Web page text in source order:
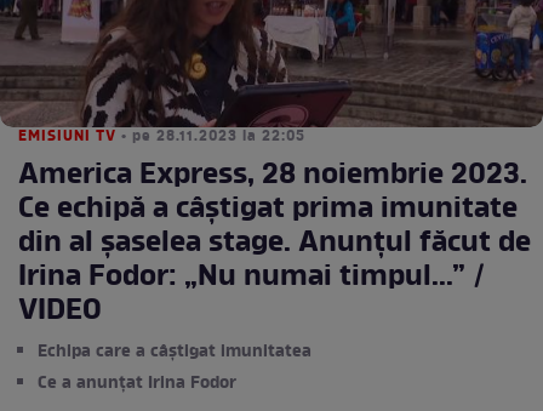
EMISIUNI TV • pe 28.11.2023 la 22:05
America Express, 28 noiembrie 2023.
Ce echipă a câștigat prima imunitate
din al șaselea stage. Anunțul făcut de
Irina Fodor: „Nu numai timpul...” /
VIDEO
Echipa care a câștigat imunitatea
Ce a anunțat Irina Fodor